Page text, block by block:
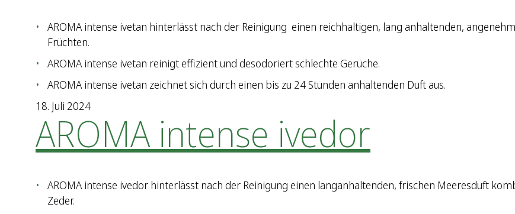
AROMA intense ivetan hinterlässt nach der Reinigung einen reichhaltigen, lang anhaltenden,
Früchten.
AROMA intense ivetan reinigt effizient und desodoriert schlechte Gerüche.
AROMA intense ivetan zeichnet sich durch einen bis zu 24 Stunden anhaltenden Duft aus.
18. Juli 2024
AROMA intense ivedor
AROMA intense ivedor hinterlässt nach der Reinigung einen langanhaltenden, frischen Meeresduft
Zeder.